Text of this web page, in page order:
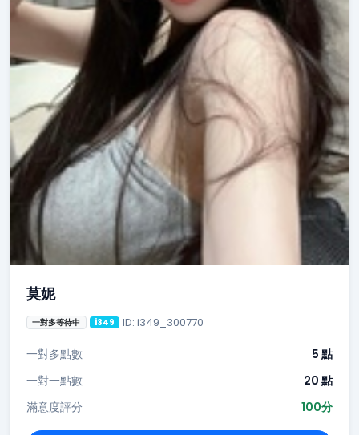
莫妮
一對多等待中 i349 ID: i349_300770
一對多點數
5 點
一對一點數
20 點
滿意度評分
100分